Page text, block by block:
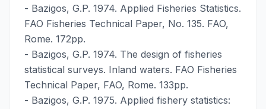
- Bazigos, G.P. 1974. Applied Fisheries Statistics.
FAO Fisheries Technical Paper, No. 135. FAO,
Rome. 172pp.
- Bazigos, G.P. 1974. The design of fisheries
statistical surveys. Inland waters. FAO Fisheries
Technical Paper, FAO, Rome. 133pp.
- Bazigos, G.P. 1975. Applied fishery statistics: